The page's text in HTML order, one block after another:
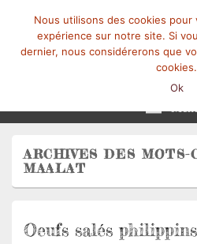
ARCHIVES DES
MAALAT
Oeufs salés
Nous utilisons des cookies pour
expérience sur notre site. Si
dernier, nous considérerons que
cookies.
Ok